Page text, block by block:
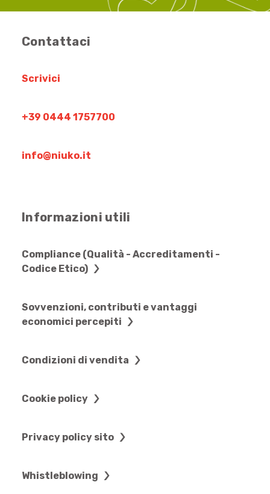
Contattaci
Scrivici
+39 0444 1757700
info@niuko.it
Informazioni utili
Compliance (Qualità - Accreditamenti -
Codice Etico)
Sovvenzioni, contributi e vantaggi
economici percepiti
Condizioni di vendita
Cookie policy
Privacy policy sito
Whistleblowing